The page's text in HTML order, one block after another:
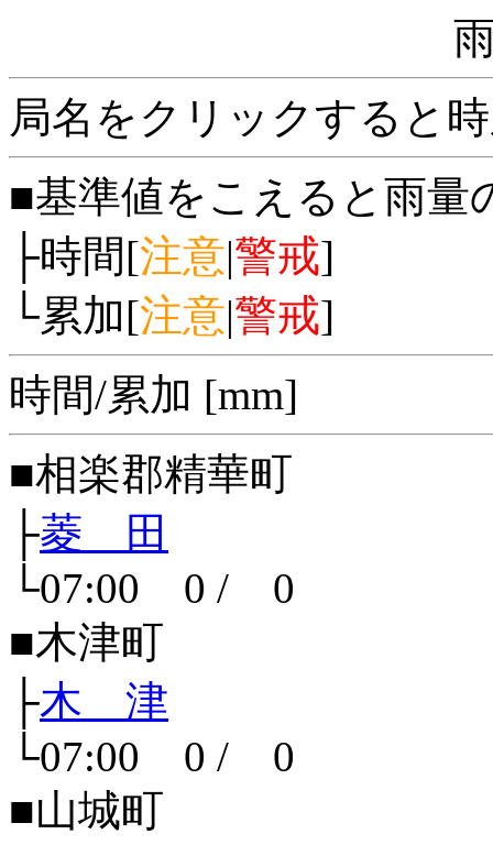
局名をクリックすると
■基準値をこえると雨量
├時間[注意|警戒]
└累加[注意|警戒]
時間/累加 [mm]
■相楽郡精華町
├菱 田
└07:00 0 / 0
■木津町
├木 津
└07:00 0 / 0
■山城町